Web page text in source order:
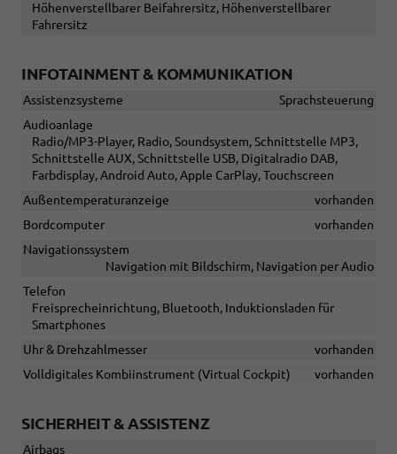
Höhenverstellbarer Beifahrersitz, Höhenverstellbarer
Fahrersitz
INFOTAINMENT & KOMMUNIKATION
Assistenzsysteme
Sprachsteuerung
Audioanlage
Radio/MP3-Player, Radio, Soundsystem, Schnittstelle MP3,
Schnittstelle AUX, Schnittstelle USB, Digitalradio DAB,
Farbdisplay, Android Auto, Apple CarPlay, Touchscreen
Außentemperaturanzeige
vorhanden
Bordcomputer
vorhanden
Navigationssystem
Navigation mit Bildschirm, Navigation per Audio
Telefon
Freisprecheinrichtung, Bluetooth, Induktionsladen für
Smartphones
Uhr & Drehzahlmesser
vorhanden
Volldigitales Kombiinstrument (Virtual Cockpit)
vorhanden
SICHERHEIT & ASSISTENZ
Airbags